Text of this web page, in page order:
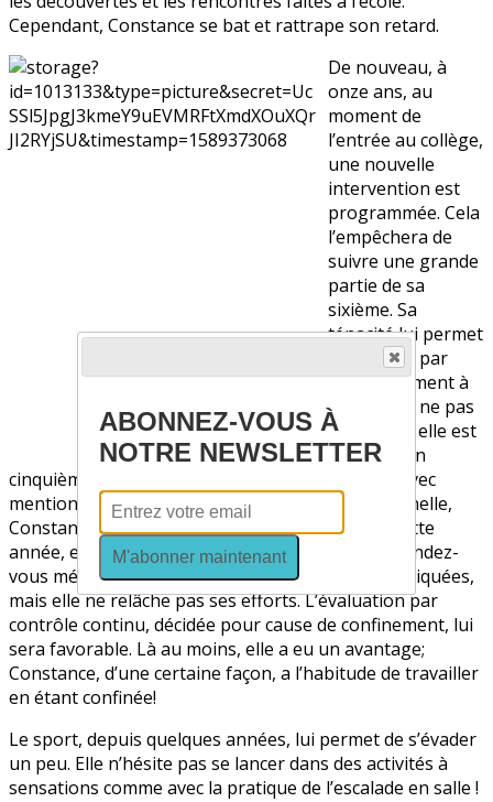
Cependant, Constance se bat et rattrape son retard.
De nouveau, à
onze ans, au
moment de
l’entrée au collège,
une nouvelle
intervention est
programmée. Cela
l’empêchera de
suivre une grande
partie de sa
sixième. Sa
ténacité lui permet
de réussir, par
l’enseignement à
distance, à ne pas
redoubler: elle est
acceptée en
cinquième. En troisième elle obtient son brevet avec
mention et, refusant une orientation professionnelle,
Constance décide de préparer un bac général. Cette
année, elle est en terminale, il y a toujours des rendez-
vous médicaux qui rendent ses études plus compliquées,
mais elle ne relâche pas ses efforts. L’évaluation par
contrôle continu, décidée pour cause de confinement, lui
sera favorable. Là au moins, elle a eu un avantage;
Constance, d’une certaine façon, a l’habitude de travailler
en étant confinée!
Le sport, depuis quelques années, lui permet de s’évader
un peu. Elle n’hésite pas se lancer dans des activités à
sensations comme avec la pratique de l’escalade en salle !
ABONNEZ-VOUS À
NOTRE NEWSLETTER
M'abonner maintenant